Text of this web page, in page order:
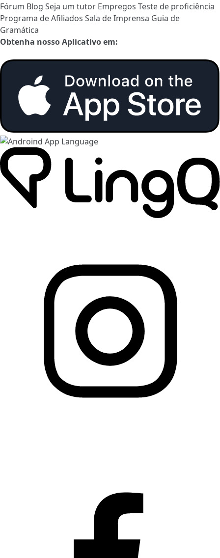
Fórum Blog Seja um tutor Empregos Teste de proficiência
Programa de Afiliados Sala de Imprensa Guia de
Gramática
Obtenha nosso Aplicativo em: